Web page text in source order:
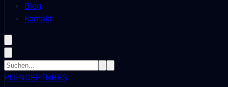
Blog
Kontakt
PLENDEPTNBES